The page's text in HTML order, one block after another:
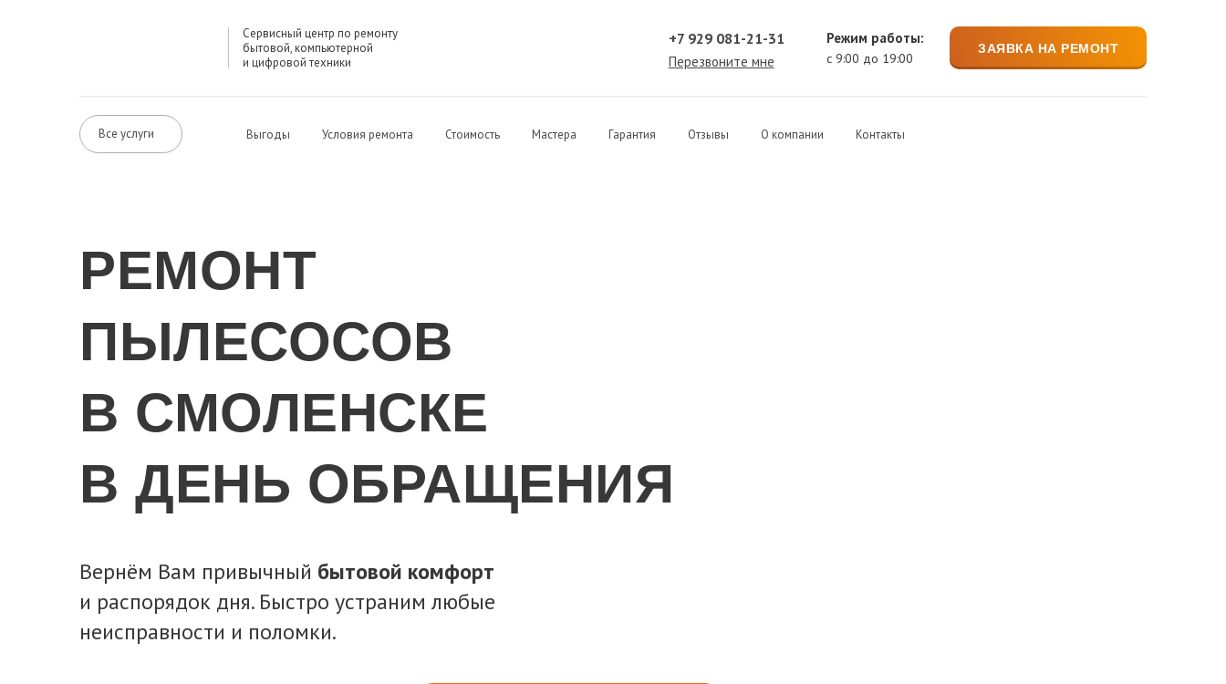
Сервисный центр по ремонту
бытовой, компьютерной
и цифровой техники
+7 929 081-21-31
Перезвоните мне
Режим работы:
с 9:00 до 19:00
ЗАЯВКА НА РЕМОНТ
Все услуги Выгоды Условия ремонта Стоимость Мастера Гарантия Отзывы О компании Контакты
РЕМОНТ
ПЫЛЕСОСОВ
В СМОЛЕНСКЕ
В ДЕНЬ ОБРАЩЕНИЯ
Вернём Вам привычный бытовой комфорт
и распорядок дня. Быстро устраним любые
неисправности и поломки.